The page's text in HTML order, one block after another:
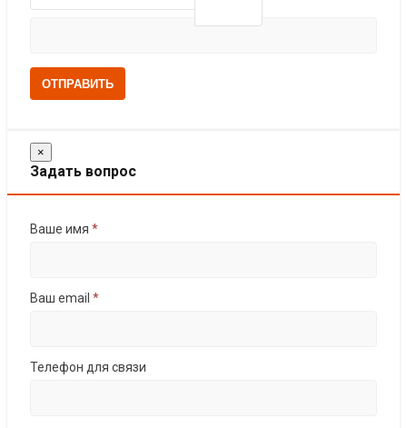
ОТПРАВИТЬ
×
Задать вопрос
Ваше имя *
Ваш email *
Телефон для связи